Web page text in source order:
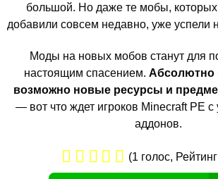
большой. Но даже те мобы,
добавили совсем недавно, уже успели
Моды на новых мобов станут для
настоящим спасением. Абсолютно
возможно новые ресурсы и
— вот что ждет игроков Minecraft PE с
аддонов.
(1 голос,